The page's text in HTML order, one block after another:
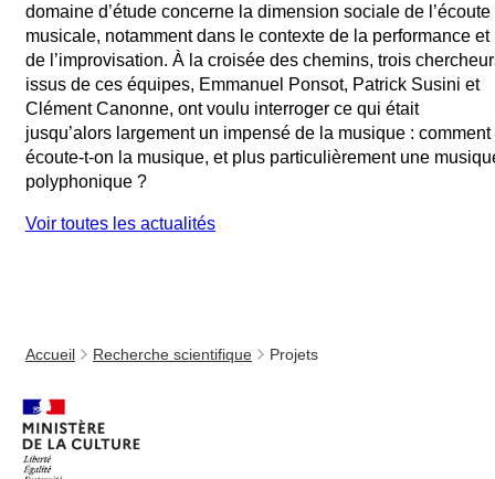
domaine d’étude concerne la dimension sociale de l’écoute
musicale, notamment dans le contexte de la performance et
de l’improvisation. À la croisée des chemins, trois
issus de ces équipes, Emmanuel Ponsot, Patrick Susini et
Clément Canonne, ont voulu interroger ce qui était
jusqu’alors largement un impensé de la musique : comment
écoute-t-on la musique, et plus particulièrement une
polyphonique ?
Voir toutes les actualités
Accueil Recherche scientifique Projets